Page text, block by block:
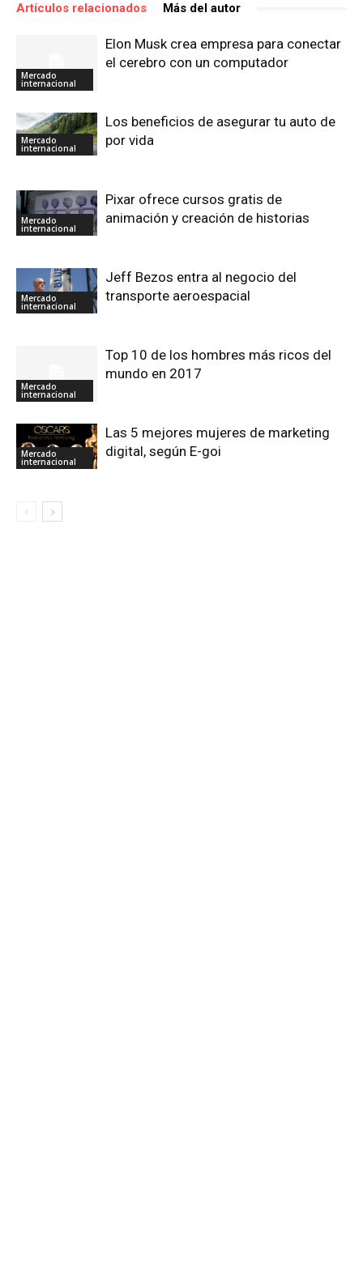
Artículos relacionados Más del autor
Mercado
internacional
Elon Musk crea empresa para conectar
el cerebro con un computador
Mercado
internacional
Los beneficios de asegurar tu auto de
por vida
Mercado
internacional
Pixar ofrece cursos gratis de
animación y creación de historias
Mercado
internacional
Jeff Bezos entra al negocio del
transporte aeroespacial
Mercado
internacional
Top 10 de los hombres más ricos del
mundo en 2017
Mercado
internacional
Las 5 mejores mujeres de marketing
digital, según E-goi